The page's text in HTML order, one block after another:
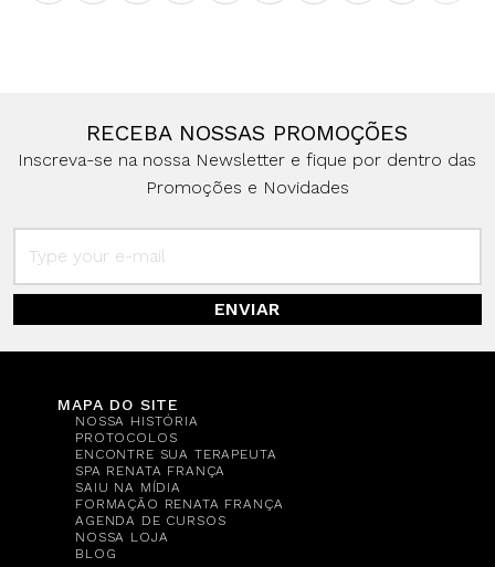
RECEBA NOSSAS PROMOÇÕES
Inscreva-se na nossa Newsletter e fique por dentro das
Promoções e Novidades
ENVIAR
MAPA DO SITE
NOSSA HISTÓRIA
PROTOCOLOS
ENCONTRE SUA TERAPEUTA
SPA RENATA FRANÇA
SAIU NA MÍDIA
FORMAÇÃO RENATA FRANÇA
AGENDA DE CURSOS
NOSSA LOJA
BLOG